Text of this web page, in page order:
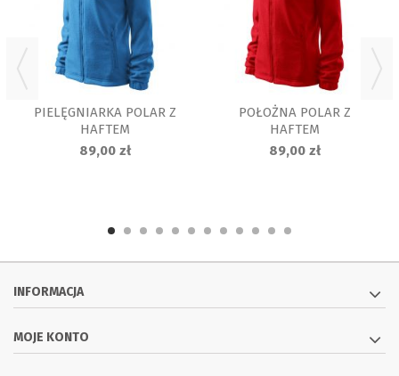
PIELĘGNIARKA POLAR Z
HAFTEM
89,00 zł
POŁOŻNA POLAR Z
HAFTEM
89,00 zł
INFORMACJA
MOJE KONTO